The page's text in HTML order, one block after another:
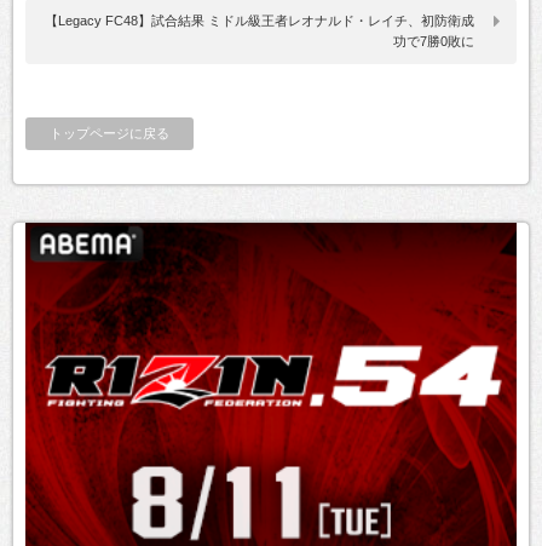
【Legacy FC48】試合結果 ミドル級王者レオナルド・レイチ、初防衛成
功で7勝0敗に
トップページに戻る